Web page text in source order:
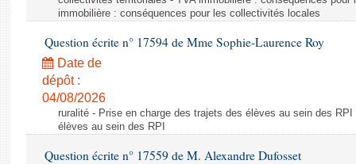
immobilière : conséquences pour les collectivités locales
Question écrite n° 17594 de Mme Sophie-Laurence Roy
Date de
dépôt :
04/08/2026
ruralité - Prise en charge des trajets des élèves au sein des
élèves au sein des RPI
Question écrite n° 17559 de M. Alexandre Dufosset